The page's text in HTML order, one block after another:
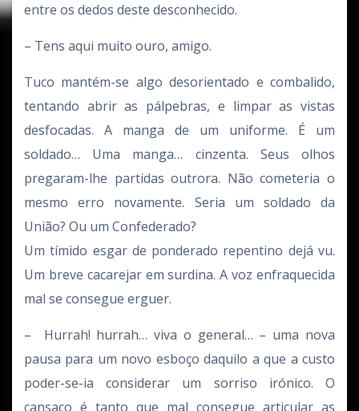
entre os dedos deste desconhecido.
– Tens aqui muito ouro, amigo.
Tuco mantém-se algo desorientado e combalido,
tentando abrir as pálpebras, e limpar as vistas
desfocadas. A manga de um uniforme. É um
soldado… Uma manga… cinzenta. Seus olhos
pregaram-lhe partidas outrora. Não cometeria o
mesmo erro novamente. Seria um soldado da
União? Ou um Confederado?
Um tímido esgar de ponderado repentino dejá vu.
Um breve cacarejar em surdina. A voz enfraquecida
mal se consegue erguer.
– Hurrah! hurrah… viva o general… – uma nova
pausa para um novo esboço daquilo a que a custo
poder-se-ia considerar um sorriso irónico. O
cansaço é tanto que mal consegue articular as